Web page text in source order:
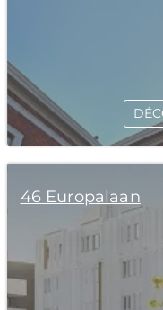
46 Europalaan